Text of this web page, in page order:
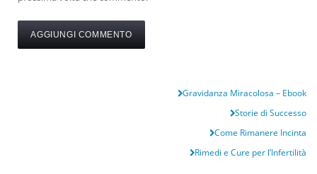
Gravidanza Miracolosa – Ebook
Storie di Successo
Come Rimanere Incinta
Rimedi e Cure per l’Infertilità